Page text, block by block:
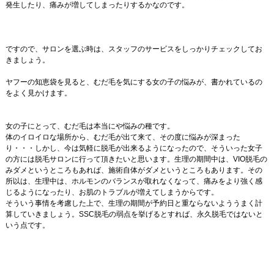
発生したり、痛みが増してしまったりするかなのです。
ですので、サロンを選ぶ時は、スタッフのサービスをしっかりチェックしてお
きましょう。
ヤフーの知恵袋を見ると、むだ毛を気にする女の子の悩みが、書かれているの
をよく見かけます。
女の子にとって、むだ毛は本当にや悩みの種です。
体のイロイロな場所から、むだ毛が出て来て、その度に悩みが深まった
り・・・しかし、今は気軽に脱毛が出来るようになったので、そういった女子
の方には脱毛サロンに行って頂きたいと思います。生理の期間中は、VIO脱毛の
みダメというところもあれば、施術自体がダメというところもあります。その
所以は、生理中は、ホルモンのバランスが取れなくなって、痛みをより強く感
じるようになったり、お肌のトラブルが増えてしまうからです。
そういう事情を考慮した上で、生理の期間が予約日と重ならないよううまく計
算していきましょう。SSC脱毛の弱点を挙げるとすれば、永久脱毛ではないと
いう点です。